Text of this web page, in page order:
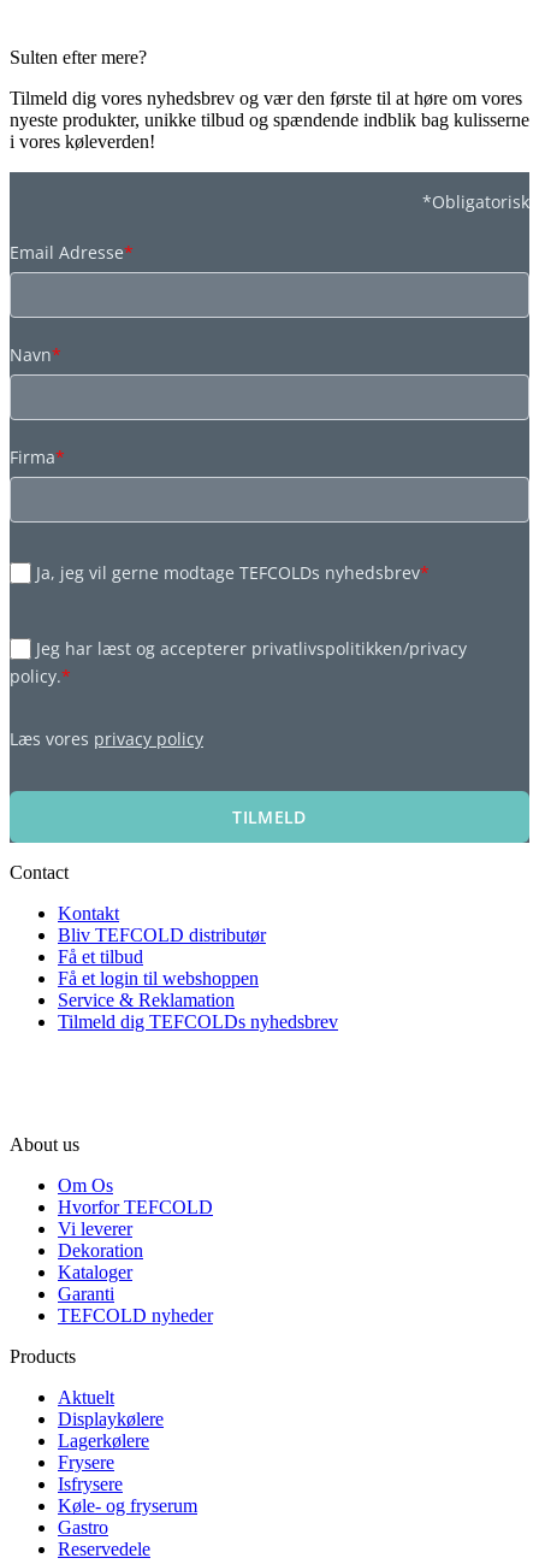
Sulten efter mere?
Tilmeld dig vores nyhedsbrev og vær den første til at høre om vores
nyeste produkter, unikke tilbud og spændende indblik bag kulisserne
i vores køleverden!
*Obligatorisk
Email Adresse*
Navn*
Firma*
Ja, jeg vil gerne modtage TEFCOLDs nyhedsbrev*
Jeg har læst og accepterer privatlivspolitikken/privacy
policy.*
Læs vores privacy policy
TILMELD
Contact
Kontakt
Bliv TEFCOLD distributør
Få et tilbud
Få et login til webshoppen
Service & Reklamation
Tilmeld dig TEFCOLDs nyhedsbrev
About us
Om Os
Hvorfor TEFCOLD
Vi leverer
Dekoration
Kataloger
Garanti
TEFCOLD nyheder
Products
Aktuelt
Displaykølere
Lagerkølere
Frysere
Isfrysere
Køle- og fryserum
Gastro
Reservedele